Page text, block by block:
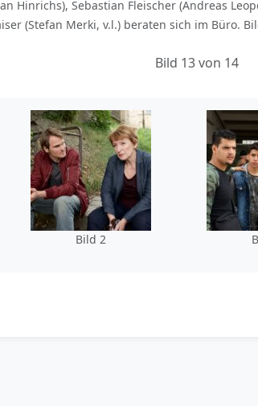
Hinrichs), Sebastian Fleischer (Andreas
(Stefan Merki, v.l.) beraten sich im Büro.
Bild 13 von 14
Bild 2